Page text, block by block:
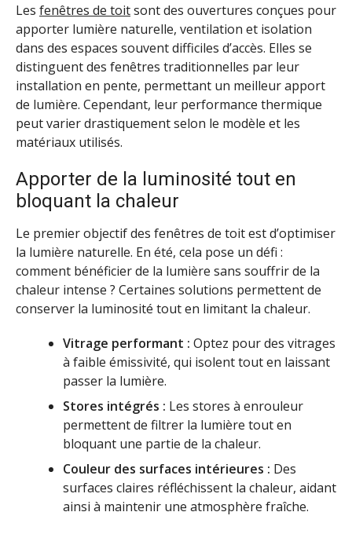
Les fenêtres de toitsont des ouvertures conçues pour
apporter lumière naturelle, ventilation et isolation
dans des espaces souvent difficiles d’accès. Elles se
distinguent des fenêtres traditionnelles par leur
installation en pente, permettant un meilleur apport
de lumière. Cependant, leur performance thermique
peut varier drastiquement selon le modèle et les
matériaux utilisés.
Apporter de la luminosité tout en
bloquant la chaleur
Le premier objectif des fenêtres de toit est d’optimiser
la lumière naturelle. En été, cela pose un défi :
comment bénéficier de la lumière sans souffrir de la
chaleur intense ? Certaines solutions permettent de
conserver la luminosité tout en limitant la chaleur.
Vitrage performant : Optez pour des vitrages
à faible émissivité, qui isolent tout en laissant
passer la lumière.
Stores intégrés : Les stores à enrouleur
permettent de filtrer la lumière tout en
bloquant une partie de la chaleur.
Couleur des surfaces intérieures : Des
surfaces claires réfléchissent la chaleur, aidant
ainsi à maintenir une atmosphère fraîche.